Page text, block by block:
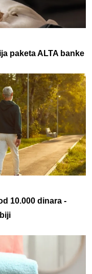
paketa ALTA banke
10.000 dinara -